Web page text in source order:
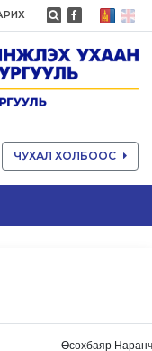
ЧУХАЛ ХОЛБООС
Өсөхбаяр